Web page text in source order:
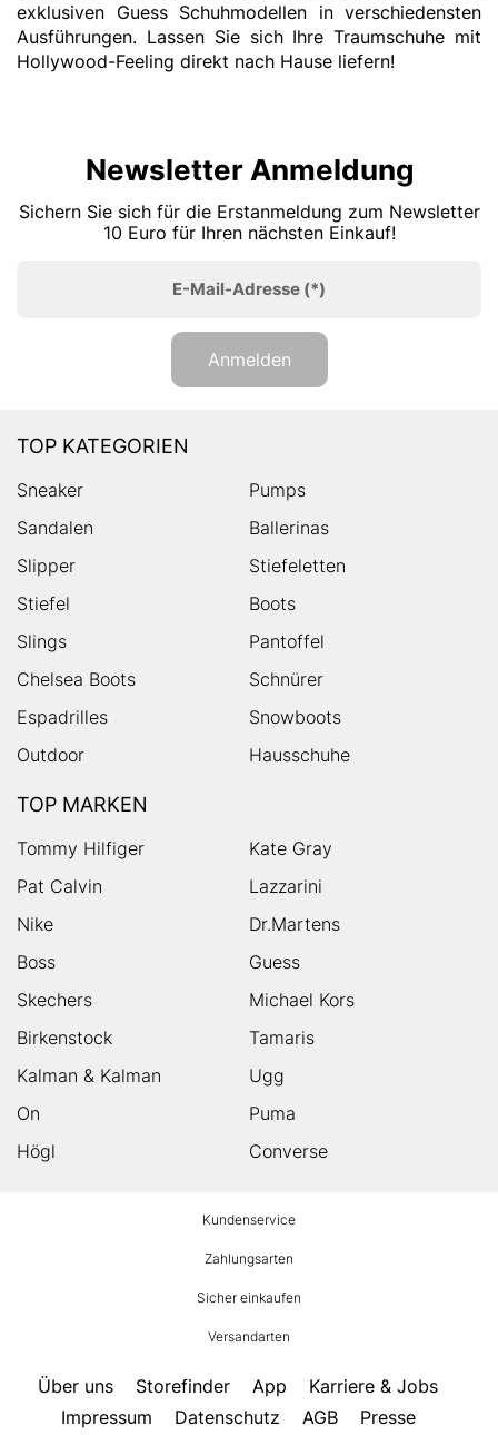
exklusiven Guess Schuhmodellen in verschiedensten
Ausführungen. Lassen Sie sich Ihre Traumschuhe mit
Hollywood-Feeling direkt nach Hause liefern!
Newsletter Anmeldung
Sichern Sie sich für die Erstanmeldung zum Newsletter
10 Euro für Ihren nächsten Einkauf!
E-Mail-Adresse (*)
Anmelden
TOP KATEGORIEN
Sneaker
Pumps
Sandalen
Ballerinas
Slipper
Stiefeletten
Stiefel
Boots
Slings
Pantoffel
Chelsea Boots
Schnürer
Espadrilles
Snowboots
Outdoor
Hausschuhe
TOP MARKEN
Tommy Hilfiger
Kate Gray
Pat Calvin
Lazzarini
Nike
Dr.Martens
Boss
Guess
Skechers
Michael Kors
Birkenstock
Tamaris
Kalman & Kalman
Ugg
On
Puma
Högl
Converse
Kundenservice
Zahlungsarten
Sicher einkaufen
Versandarten
Über uns Storefinder App
Karriere & Jobs
Impressum
Datenschutz AGB Presse